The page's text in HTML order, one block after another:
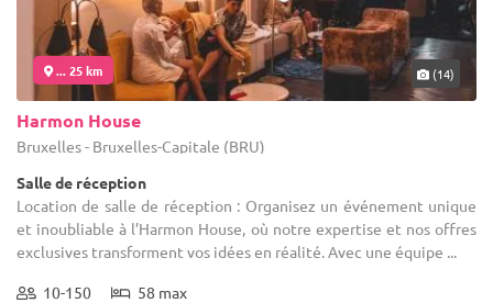
... 25 km (14)
Harmon House
Bruxelles - Bruxelles-Capitale (BRU)
Salle de réception
Location de salle de réception : Organisez un événement unique
et inoubliable à l’Harmon House, où notre expertise et nos offres
exclusives transforment vos idées en réalité. Avec une équipe ...
10-150 58 max